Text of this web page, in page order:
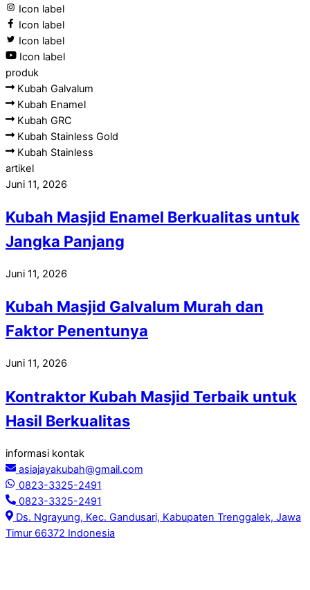
Icon label
Icon label
Icon label
Icon label
produk
Kubah Galvalum
Kubah Enamel
Kubah GRC
Kubah Stainless Gold
Kubah Stainless
artikel
Juni 11, 2026
Kubah Masjid Enamel Berkualitas untuk
Jangka Panjang
Juni 11, 2026
Kubah Masjid Galvalum Murah dan
Faktor Penentunya
Juni 11, 2026
Kontraktor Kubah Masjid Terbaik untuk
Hasil Berkualitas
informasi kontak
asiajayakubah@gmail.com
0823-3325-2491
0823-3325-2491
Ds. Ngrayung, Kec. Gandusari, Kabupaten Trenggalek, Jawa
Timur 66372 Indonesia